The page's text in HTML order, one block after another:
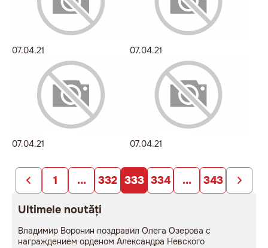
07.04.21 07.04.21
07.04.21 07.04.21
1 ... 332 333 334 ... 343
Ultimele noutăți
Владимир Воронин поздравил Олега Озерова с
награждением орденом Александра Невского